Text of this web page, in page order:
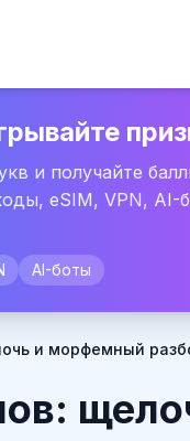
и получайте
eSIM, VPN, AI-
AI-боты
и морфемный